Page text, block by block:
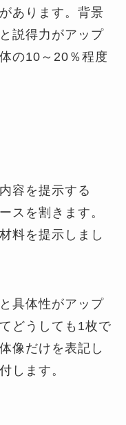
あります。背景
説得力がアップ
の10～20％程度
容を提示する
スを割きます。
料を提示しまし
具体性がアップ
どうしても1枚で
像だけを表記し
します。